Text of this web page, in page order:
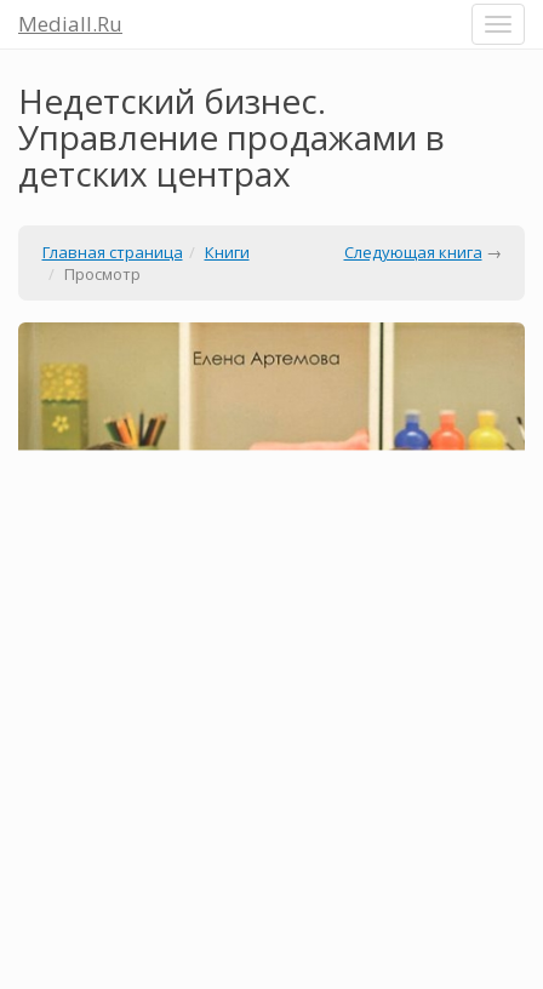
Mediall.Ru
Недетский бизнес.
Управление продажами в
детских центрах
Следующая книга →
Главная страница
Книги
Просмотр